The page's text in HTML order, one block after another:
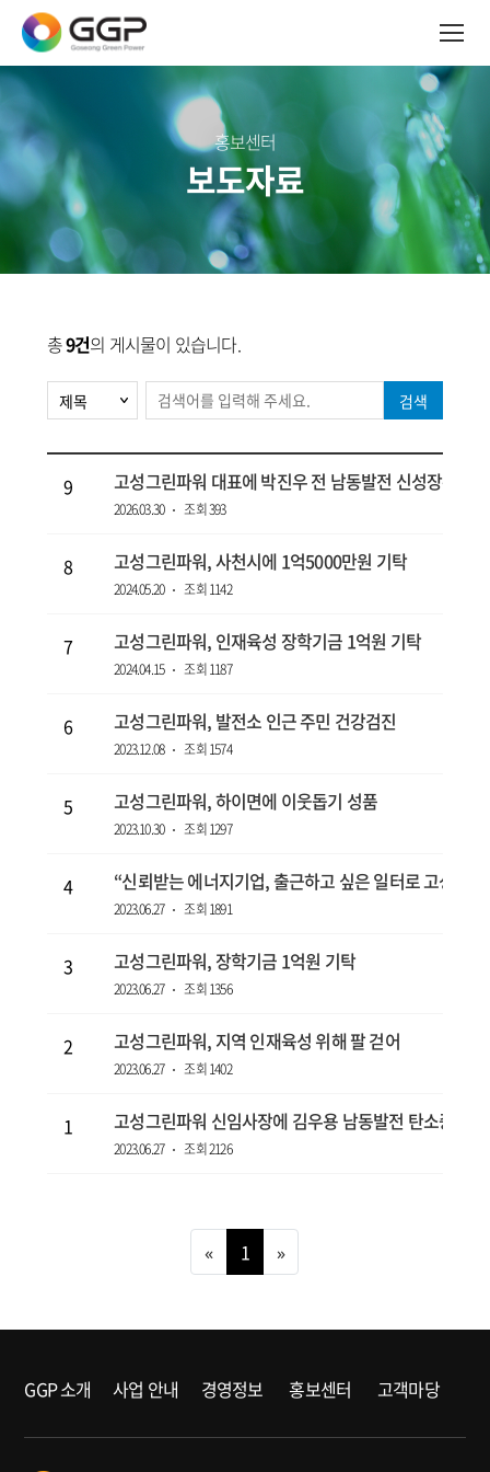
홍보센터
보도자료
총9건의 게시물이 있습니다.
검색
9 고성그린파워 대표에 박진우 전 남동발전 신성장본부
2026.03.30 조회 393
8 고성그린파워, 사천시에 1억5000만원 기탁
2024.05.20 조회 1142
7 고성그린파워, 인재육성 장학기금 1억원 기탁
2024.04.15 조회 1187
6 고성그린파워, 발전소 인근 주민 건강검진
2023.12.08 조회 1574
5 고성그린파워, 하이면에 이웃돕기 성품
2023.10.30 조회 1297
4 “신뢰받는 에너지기업, 출근하고 싶은 일터로 고성그
2023.06.27 조회 1891
3 고성그린파워, 장학기금 1억원 기탁
2023.06.27 조회 1356
2 고성그린파워, 지역 인재육성 위해 팔 걷어
2023.06.27 조회 1402
1 고성그린파워 신임사장에 김우용 남동발전 탄소중립처
2023.06.27 조회 2126
« 1 »
GGP 소개 사업 안내 경영정보 홍보센터 고객마당